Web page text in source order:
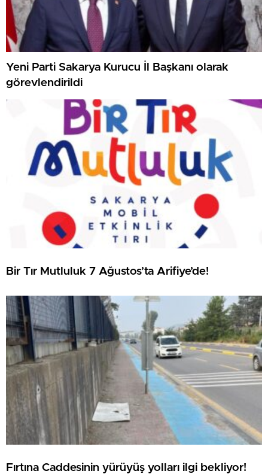
Yeni Parti Sakarya Kurucu İl Başkanı olarak
görevlendirildi
Bir Tır Mutluluk 7 Ağustos’ta Arifiye’de!
Fırtına Caddesinin yürüyüş yolları ilgi bekliyor!